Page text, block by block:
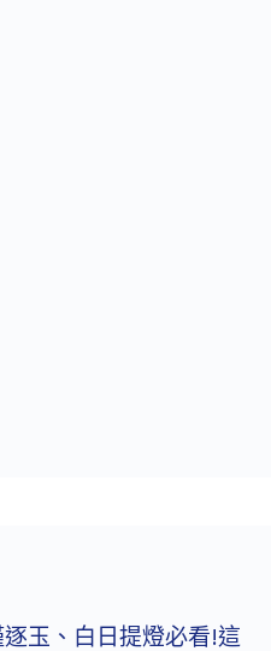
逐玉、白日提燈必看!這